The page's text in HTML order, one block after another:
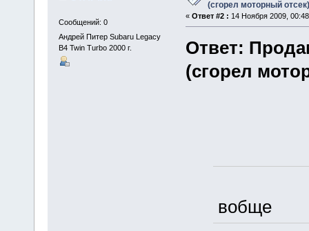
Сообщений: 0
Андрей Питер Subaru Legacy
B4 Twin Turbo 2000 г.
(сгорел моторный отсек)
« Ответ #2 : 14 Ноября 2009,
Ответ:
(сгорел
вобще